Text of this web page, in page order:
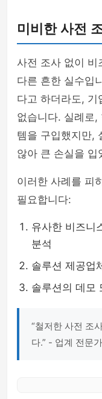
미비한 사전
사전 조사 없이 비
다른 흔한 실수입
다고 하더라도, 기
없습니다. 실례로,
템을 구입했지만,
않아 큰 손실을 입
이러한 사례를 피
필요합니다:
유사한 비즈니
분석
솔루션 제공업
솔루션의 데모
“철저한 사전 조
다.” - 업계 전문가